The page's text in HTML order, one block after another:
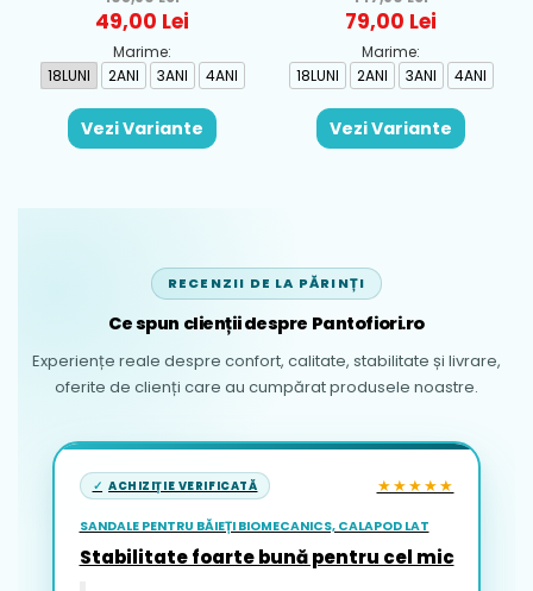
Rosu - 1930-069
49,00 Lei
Marime:
18LUNI
2ANI 3ANI 4ANI
Vezi Variante
Albastru - 1665-31
79,00 Lei
Marime:
18LUNI
2ANI 3ANI 4ANI
Vezi Variante
RECENZII DE LA PĂRINȚI
Ce spun clienții despre Pantofiori.ro
Experiențe reale despre confort, calitate, stabilitate și livrare,
oferite de clienți care au cumpărat produsele noastre.
ACHIZIȚIE VERIFICATĂ ★★★★★
SANDALE PENTRU BĂIEȚI BIOMECANICS, CALAPOD LAT
Stabilitate foarte bună pentru cel mic